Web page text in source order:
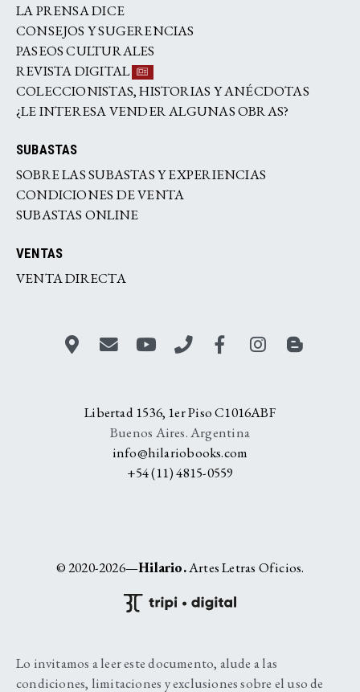
LA PRENSA DICE
CONSEJOS Y SUGERENCIAS
PASEOS CULTURALES
REVISTA DIGITAL
COLECCIONISTAS, HISTORIAS Y ANÉCDOTAS
¿LE INTERESA VENDER ALGUNAS OBRAS?
SUBASTAS
SOBRE LAS SUBASTAS Y EXPERIENCIAS
CONDICIONES DE VENTA
SUBASTAS ONLINE
VENTAS
VENTA DIRECTA
Libertad 1536, 1er Piso C1016ABF
Buenos Aires. Argentina
info@hilariobooks.com
+54 (11) 4815-0559
© 2020-2026—Hilario.Artes Letras Oficios.
Lo invitamos a leer este documento, alude a las
condiciones, limitaciones y exclusiones sobre el uso de